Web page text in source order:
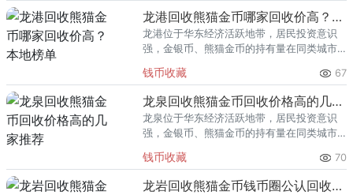
龙港回收熊猫金币哪家回收价高？本地榜单
龙港位于华东经济活跃地带，居民投资意识
强，金银币、熊猫金币的持有量在同类城市
熊猫金币的需求就明显升温，但鱼龙混杂的
回收渠道里，能精准识别版别溢
钱币收藏 67
龙泉回收熊猫金币回收价格高的几家推荐
龙泉位于华东经济活跃地带，居民投资意识
强，金银币、熊猫金币的持有量在同类城市
熊猫金币的需求就明显升温，但鱼龙混杂的
回收渠道里，能精准识别版别溢
钱币收藏 70
龙岩回收熊猫金币钱币圈公认回收渠道排行